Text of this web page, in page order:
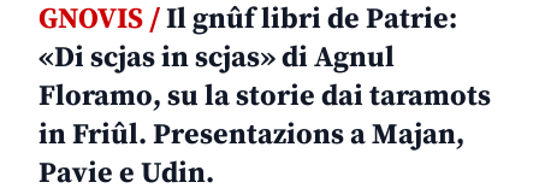
GNOVIS /Il gnûf libri de Patrie:
«Di scjas in scjas» di Agnul
Floramo, su la storie dai taramots
in Friûl. Presentazions a Majan,
Pavie e Udin.